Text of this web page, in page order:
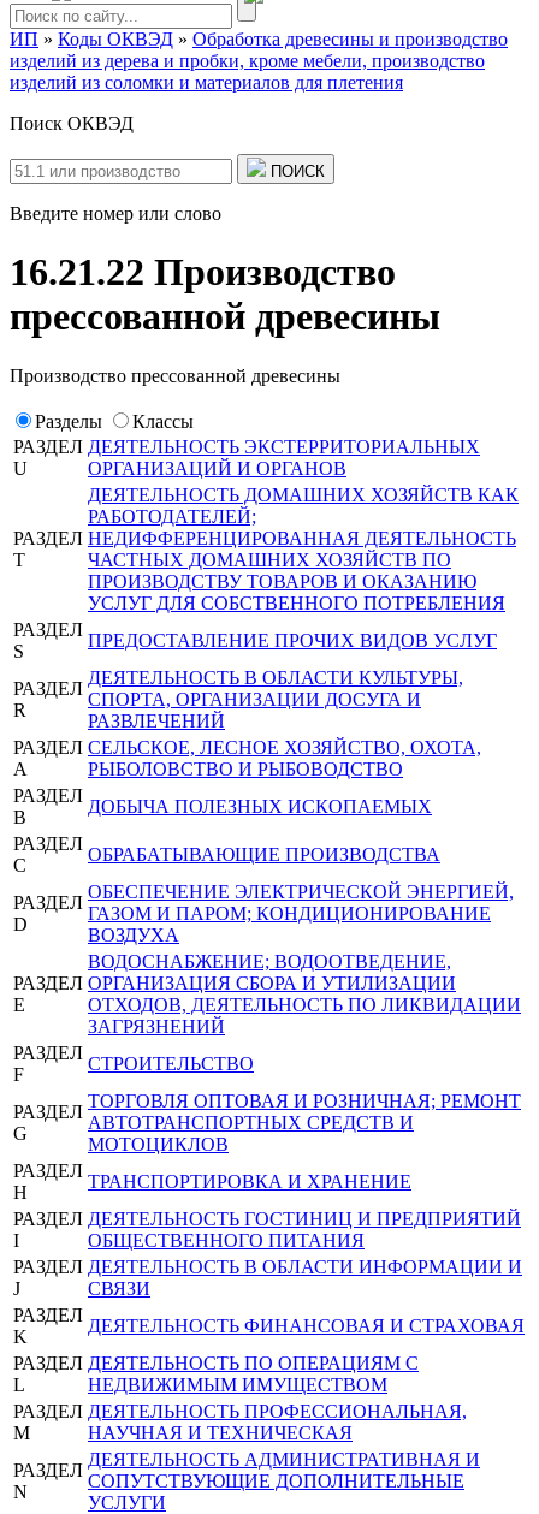
ИП » Коды ОКВЭД » Обработка древесины и производство
изделий из дерева и пробки, кроме мебели, производство
изделий из соломки и материалов для плетения
Поиск ОКВЭД
ПОИСК
Введите номер или слово
16.21.22 Производство
прессованной древесины
Производство прессованной древесины
Разделы
Классы
РАЗДЕЛ
U
ДЕЯТЕЛЬНОСТЬ ЭКСТЕРРИТОРИАЛЬНЫХ
ОРГАНИЗАЦИЙ И ОРГАНОВ
РАЗДЕЛ
T
ДЕЯТЕЛЬНОСТЬ ДОМАШНИХ ХОЗЯЙСТВ КАК
РАБОТОДАТЕЛЕЙ;
НЕДИФФЕРЕНЦИРОВАННАЯ ДЕЯТЕЛЬНОСТЬ
ЧАСТНЫХ ДОМАШНИХ ХОЗЯЙСТВ ПО
ПРОИЗВОДСТВУ ТОВАРОВ И ОКАЗАНИЮ
УСЛУГ ДЛЯ СОБСТВЕННОГО ПОТРЕБЛЕНИЯ
РАЗДЕЛ
S
ПРЕДОСТАВЛЕНИЕ ПРОЧИХ ВИДОВ УСЛУГ
РАЗДЕЛ
R
ДЕЯТЕЛЬНОСТЬ В ОБЛАСТИ КУЛЬТУРЫ,
СПОРТА, ОРГАНИЗАЦИИ ДОСУГА И
РАЗВЛЕЧЕНИЙ
РАЗДЕЛ
A
СЕЛЬСКОЕ, ЛЕСНОЕ ХОЗЯЙСТВО, ОХОТА,
РЫБОЛОВСТВО И РЫБОВОДСТВО
РАЗДЕЛ
B
ДОБЫЧА ПОЛЕЗНЫХ ИСКОПАЕМЫХ
РАЗДЕЛ
C
ОБРАБАТЫВАЮЩИЕ ПРОИЗВОДСТВА
РАЗДЕЛ
D
ОБЕСПЕЧЕНИЕ ЭЛЕКТРИЧЕСКОЙ ЭНЕРГИЕЙ,
ГАЗОМ И ПАРОМ; КОНДИЦИОНИРОВАНИЕ
ВОЗДУХА
РАЗДЕЛ
E
ВОДОСНАБЖЕНИЕ; ВОДООТВЕДЕНИЕ,
ОРГАНИЗАЦИЯ СБОРА И УТИЛИЗАЦИИ
ОТХОДОВ, ДЕЯТЕЛЬНОСТЬ ПО ЛИКВИДАЦИИ
ЗАГРЯЗНЕНИЙ
РАЗДЕЛ
F
СТРОИТЕЛЬСТВО
РАЗДЕЛ
G
ТОРГОВЛЯ ОПТОВАЯ И РОЗНИЧНАЯ; РЕМОНТ
АВТОТРАНСПОРТНЫХ СРЕДСТВ И
МОТОЦИКЛОВ
РАЗДЕЛ
H
ТРАНСПОРТИРОВКА И ХРАНЕНИЕ
РАЗДЕЛ
I
ДЕЯТЕЛЬНОСТЬ ГОСТИНИЦ И ПРЕДПРИЯТИЙ
ОБЩЕСТВЕННОГО ПИТАНИЯ
РАЗДЕЛ
J
ДЕЯТЕЛЬНОСТЬ В ОБЛАСТИ ИНФОРМАЦИИ И
СВЯЗИ
РАЗДЕЛ
K
ДЕЯТЕЛЬНОСТЬ ФИНАНСОВАЯ И СТРАХОВАЯ
РАЗДЕЛ
L
ДЕЯТЕЛЬНОСТЬ ПО ОПЕРАЦИЯМ С
НЕДВИЖИМЫМ ИМУЩЕСТВОМ
РАЗДЕЛ
M
ДЕЯТЕЛЬНОСТЬ ПРОФЕССИОНАЛЬНАЯ,
НАУЧНАЯ И ТЕХНИЧЕСКАЯ
РАЗДЕЛ
N
ДЕЯТЕЛЬНОСТЬ АДМИНИСТРАТИВНАЯ И
СОПУТСТВУЮЩИЕ ДОПОЛНИТЕЛЬНЫЕ
УСЛУГИ